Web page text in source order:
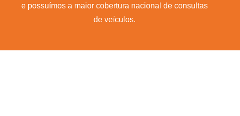
e possuímos a maior cobertura nacional de consultas
de veículos.